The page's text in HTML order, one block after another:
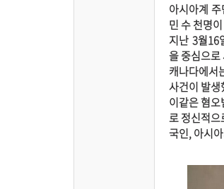
아시아계
민 수 천명
지난 3월16
을 중심으로
캐나다에서
사건이 발생
이같은 혐
로 정신적으
국인, 아시